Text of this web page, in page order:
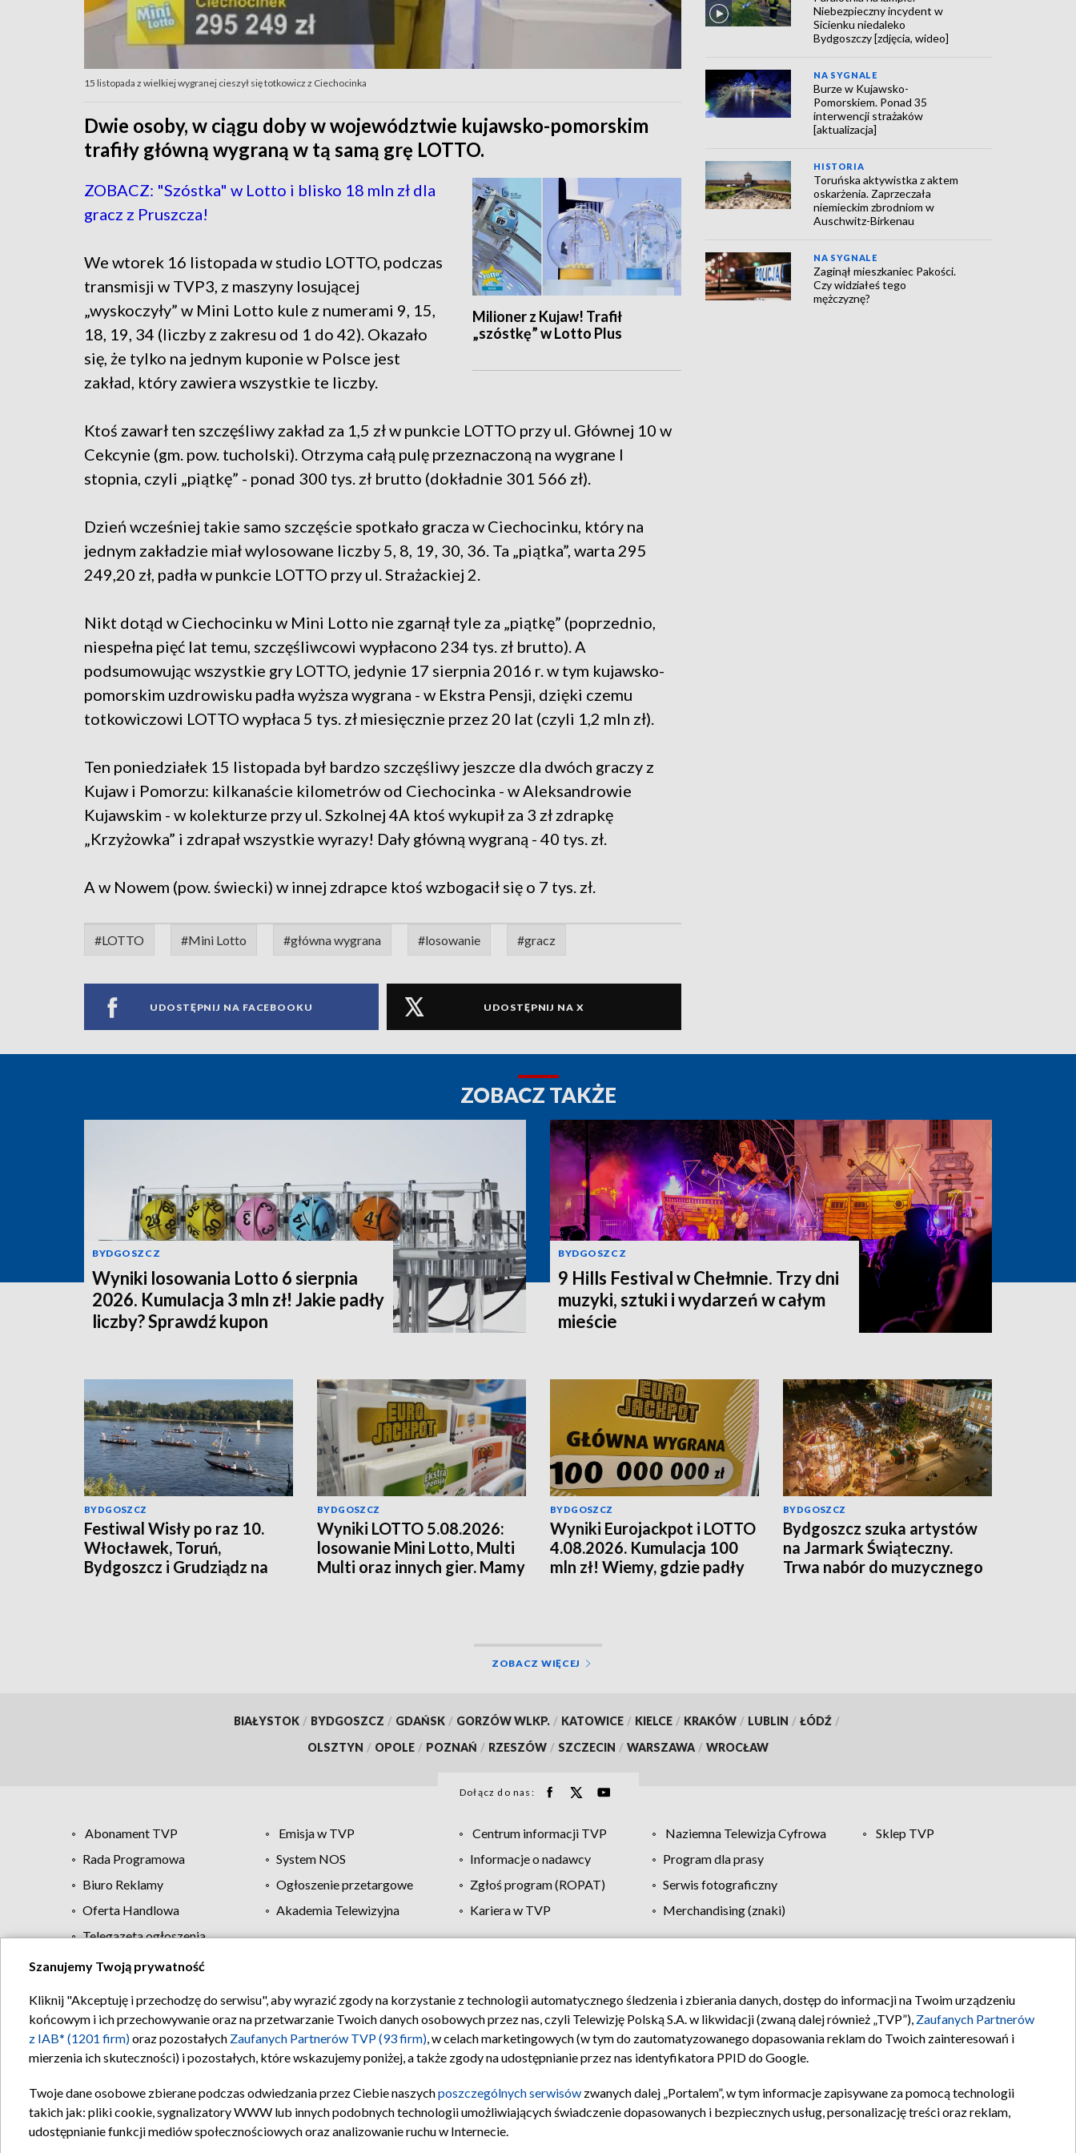
15 listopada z wielkiej wygranej cieszył się totkowicz z Ciechocinka
Dwie osoby, w ciągu doby w województwie kujawsko-pomorskim
trafiły główną wygraną w tą samą grę LOTTO.
Milioner z Kujaw! Trafił
„szóstkę” w Lotto Plus
ZOBACZ: "Szóstka" w Lotto i blisko 18 mln zł dla
gracz z Pruszcza!
We wtorek 16 listopada w studio LOTTO, podczas
transmisji w TVP3, z maszyny losującej
„wyskoczyły” w Mini Lotto kule z numerami 9, 15,
18, 19, 34 (liczby z zakresu od 1 do 42). Okazało
się, że tylko na jednym kuponie w Polsce jest
zakład, który zawiera wszystkie te liczby.
Ktoś zawarł ten szczęśliwy zakład za 1,5 zł w punkcie LOTTO przy ul. Głównej 10 w
Cekcynie (gm. pow. tucholski). Otrzyma całą pulę przeznaczoną na wygrane I
stopnia, czyli „piątkę” - ponad 300 tys. zł brutto (dokładnie 301 566 zł).
Dzień wcześniej takie samo szczęście spotkało gracza w Ciechocinku, który na
jednym zakładzie miał wylosowane liczby 5, 8, 19, 30, 36. Ta „piątka”, warta 295
249,20 zł, padła w punkcie LOTTO przy ul. Strażackiej 2.
Nikt dotąd w Ciechocinku w Mini Lotto nie zgarnął tyle za „piątkę” (poprzednio,
niespełna pięć lat temu, szczęśliwcowi wypłacono 234 tys. zł brutto). A
podsumowując wszystkie gry LOTTO, jedynie 17 sierpnia 2016 r. w tym kujawsko-
pomorskim uzdrowisku padła wyższa wygrana - w Ekstra Pensji, dzięki czemu
totkowiczowi LOTTO wypłaca 5 tys. zł miesięcznie przez 20 lat (czyli 1,2 mln zł).
Ten poniedziałek 15 listopada był bardzo szczęśliwy jeszcze dla dwóch graczy z
Kujaw i Pomorzu: kilkanaście kilometrów od Ciechocinka - w Aleksandrowie
Kujawskim - w kolekturze przy ul. Szkolnej 4A ktoś wykupił za 3 zł zdrapkę
„Krzyżowka” i zdrapał wszystkie wyrazy! Dały główną wygraną - 40 tys. zł.
A w Nowem (pow. świecki) w innej zdrapce ktoś wzbogacił się o 7 tys. zł.
#LOTTO #Mini Lotto #główna wygrana #losowanie #gracz
UDOSTĘPNIJ NA FACEBOOKU UDOSTĘPNIJ NA X
Niebezpieczny incydent w
Sicienku niedaleko
Bydgoszczy [zdjęcia, wideo]
NA SYGNALE
Burze w Kujawsko-
Pomorskiem. Ponad 35
interwencji strażaków
[aktualizacja]
HISTORIA
Toruńska aktywistka z aktem
oskarżenia. Zaprzeczała
niemieckim zbrodniom w
Auschwitz-Birkenau
NA SYGNALE
Zaginął mieszkaniec Pakości.
Czy widziałeś tego
mężczyznę?
ZOBACZ TAKŻE
BYDGOSZCZ
Wyniki losowania Lotto 6 sierpnia
2026. Kumulacja 3 mln zł! Jakie padły
liczby? Sprawdź kupon
BYDGOSZCZ
9 Hills Festival w Chełmnie. Trzy dni
muzyki, sztuki i wydarzeń w całym
mieście
BYDGOSZCZ
Festiwal Wisły po raz 10.
Włocławek, Toruń,
Bydgoszcz i Grudziądz na
BYDGOSZCZ
Wyniki LOTTO 5.08.2026:
losowanie Mini Lotto, Multi
Multi oraz innych gier. Mamy
BYDGOSZCZ
Wyniki Eurojackpot i LOTTO
4.08.2026. Kumulacja 100
mln zł! Wiemy, gdzie padły
BYDGOSZCZ
Bydgoszcz szuka artystów
na Jarmark Świąteczny.
Trwa nabór do muzycznego
ZOBACZ WIĘCEJ
BIAŁYSTOK / BYDGOSZCZ / GDAŃSK / GORZÓW WLKP. / KATOWICE / KIELCE / KRAKÓW / LUBLIN / ŁÓDŹ /
OLSZTYN / OPOLE / POZNAŃ / RZESZÓW / SZCZECIN / WARSZAWA / WROCŁAW
Dołącz do nas:
Abonament TVP Emisja w TVP Centrum informacji TVP Naziemna Telewizja Cyfrowa
Sklep TVP
Rada Programowa
System NOS Informacje o nadawcy
Program dla prasy
Biuro Reklamy
Ogłoszenie przetargowe Zgłoś program (ROPAT)
Serwis fotograficzny
Oferta Handlowa
Akademia Telewizyjna Kariera w TVP
Merchandising (znaki)
Telegazeta ogłoszenia
Regulamin TVP Polityka prywatności Moje zgody Pomoc Biuro reklamy Kontakt
Szanujemy Twoją prywatność
Kliknij "Akceptuję i przechodzę do serwisu", aby wyrazić zgody na korzystanie z technologii automatycznego śledzenia i zbierania danych, dostęp do informacji na Twoim urządzeniu
końcowym i ich przechowywanie oraz na przetwarzanie Twoich danych osobowych przez nas, czyli Telewizję Polską S.A. w likwidacji (zwaną dalej również „TVP”), Zaufanych Partnerów
z IAB* (1201 firm)oraz pozostałych Zaufanych Partnerów TVP (93 firm), w celach marketingowych (w tym do zautomatyzowanego dopasowania reklam do Twoich zainteresowań i
mierzenia ich skuteczności) i pozostałych, które wskazujemy poniżej, a także zgody na udostępnianie przez nas identyfikatora PPID do Google.
Twoje dane osobowe zbierane podczas odwiedzania przez Ciebie naszychposzczególnych serwisów zwanych dalej „Portalem”, w tym informacje zapisywane za pomocą technologii
takich jak: pliki cookie, sygnalizatory WWW lub innych podobnych technologii umożliwiających świadczenie dopasowanych i bezpiecznych usług, personalizację treści oraz reklam,
udostępnianie funkcji mediów społecznościowych oraz analizowanie ruchu w Internecie.